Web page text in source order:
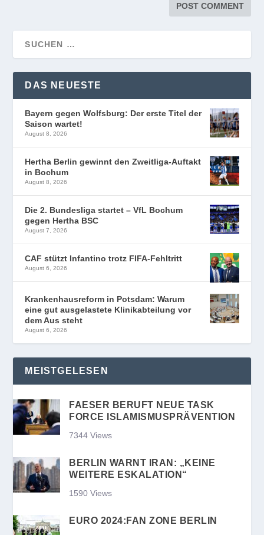
DAS NEUESTE
Bayern gegen Wolfsburg: Der erste Titel der
Saison wartet!
August 8, 2026
Hertha Berlin gewinnt den Zweitliga-Auftakt
in Bochum
August 8, 2026
Die 2. Bundesliga startet – VfL Bochum
gegen Hertha BSC
August 7, 2026
CAF stützt Infantino trotz FIFA-Fehltritt
August 6, 2026
Krankenhausreform in Potsdam: Warum
eine gut ausgelastete Klinikabteilung vor
dem Aus steht
August 6, 2026
MEISTGELESEN
FAESER BERUFT NEUE TASK
FORCE ISLAMISMUSPRÄVENTION
7344 Views
BERLIN WARNT IRAN: „KEINE
WEITERE ESKALATION“
1590 Views
EURO 2024:FAN ZONE BERLIN